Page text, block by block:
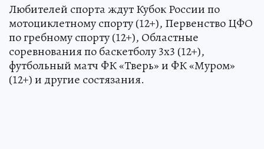
Любителей спорта ждут Кубок России по
мотоциклетному спорту (12+), Первенство ЦФО
по гребному спорту (12+), Областные
соревнования по баскетболу 3х3 (12+),
футбольный матч ФК «Тверь» и ФК «Муром»
(12+) и другие состязания.